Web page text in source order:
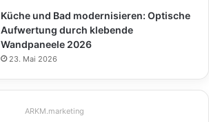
Küche und Bad modernisieren: Optische
Aufwertung durch klebende
Wandpaneele 2026
23. Mai 2026
ARKM.marketing